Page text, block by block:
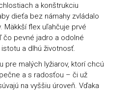
a konštrukciu
dieťa bez námahy zvládalo
Mäkkší flex uľahčuje prvé
čo pevné jadro a odolné
a dlhú životnosť.
pre malých lyžiarov, ktorí chcú
a s radosťou – či už
na vyššiu úroveň. Vďaka